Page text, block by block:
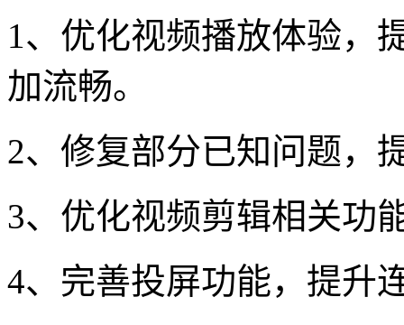
1、优化视频播放体验，
加流畅。
2、修复部分已知问题，
3、优化视频剪辑相关功
4、完善投屏功能，提升